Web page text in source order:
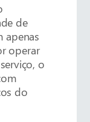
de
apenas
operar
o
do